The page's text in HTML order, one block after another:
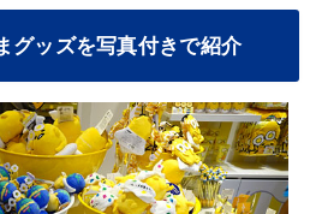
グッズを写真付きで紹介